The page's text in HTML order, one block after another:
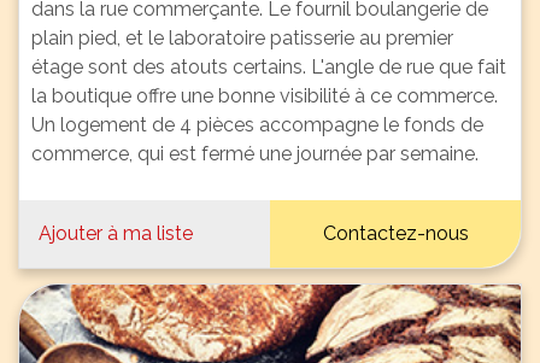
dans la rue commerçante. Le fournil boulangerie de
plain pied, et le laboratoire patisserie au premier
étage sont des atouts certains. L'angle de rue que fait
la boutique offre une bonne visibilité à ce commerce.
Un logement de 4 pièces accompagne le fonds de
commerce, qui est fermé une journée par semaine.
Ajouter à ma liste Contactez-nous